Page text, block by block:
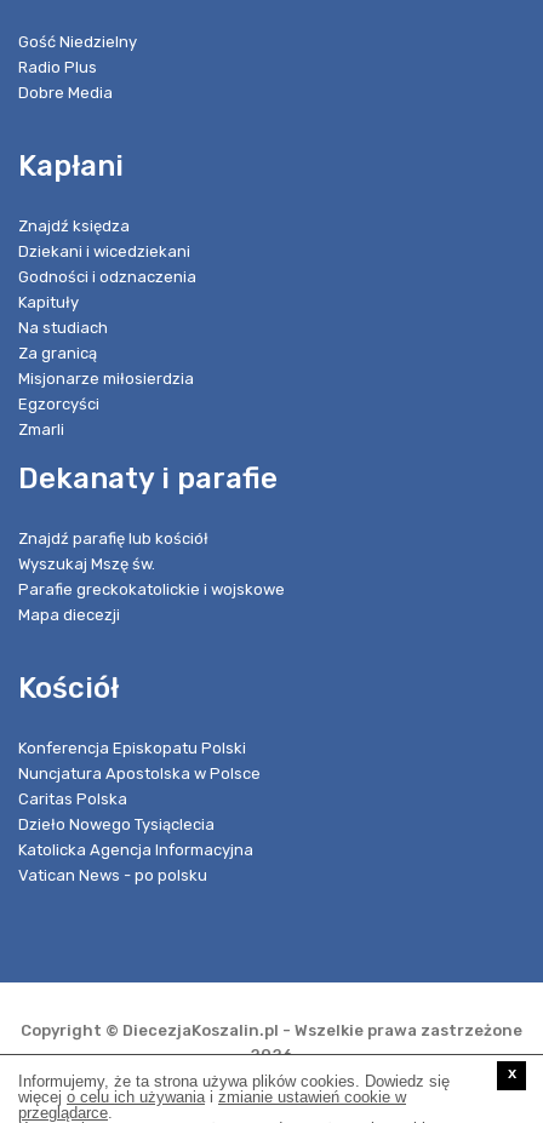
Gość Niedzielny
Radio Plus
Dobre Media
Kapłani
Znajdź księdza
Dziekani i wicedziekani
Godności i odznaczenia
Kapituły
Na studiach
Za granicą
Misjonarze miłosierdzia
Egzorcyści
Zmarli
Dekanaty i parafie
Znajdź parafię lub kościół
Wyszukaj Mszę św.
Parafie greckokatolickie i wojskowe
Mapa diecezji
Kościół
Konferencja Episkopatu Polski
Nuncjatura Apostolska w Polsce
Caritas Polska
Dzieło Nowego Tysiąclecia
Katolicka Agencja Informacyjna
Vatican News - po polsku
Copyright © DiecezjaKoszalin.pl - Wszelkie prawa zastrzeżone
2026
Informujemy, że ta strona używa plików cookies. Dowiedz się
więcej o celu ich używaniai zmianie ustawień cookie w
przeglądarce.
x